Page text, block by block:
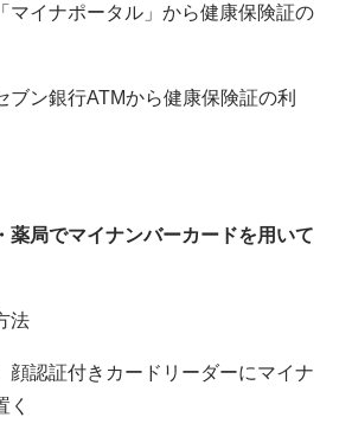
ータル」から健康保険証の
ATMから健康保険証の利
局でマイナンバーカードを用いて
付きカードリーダーにマイナ
く